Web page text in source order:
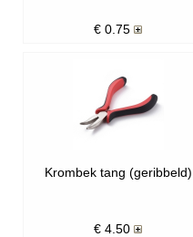
€ 0.75
Krombek tang (geribbeld)
€ 4.50